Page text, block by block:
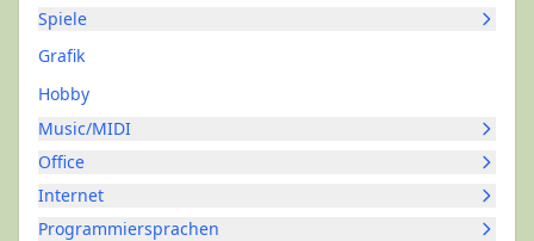
Spiele
Grafik
Hobby
Music/MIDI
Office
Internet
Programmiersprachen